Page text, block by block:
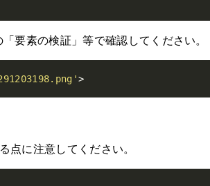
要素の検証」等で確認してください。
>
点に注意してください。